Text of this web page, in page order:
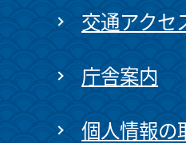
交通アクセ
庁舎案内
個人情報の